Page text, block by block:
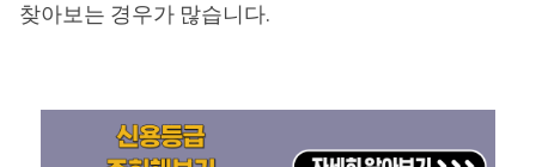
찾아보는 경우가 많습니다.